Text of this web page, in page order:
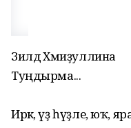
Зилдә Хәмиҙуллина
Туңдырма...
Иркә, үҙ һүҙле, юҡ,